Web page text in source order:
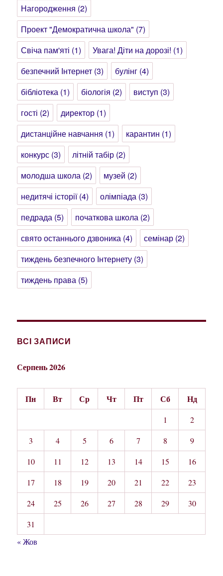
Нагородження (2)
Проект "Демократична школа" (7)
Свіча пам'яті (1) Увага! Діти на дорозі! (1)
безпечний Інтернет (3) булінг (4)
бібліотека (1) біологія (2) виступ (3)
гості (2) директор (1)
дистанційне навчання (1) карантин (1)
конкурс (3) літній табір (2)
молодша школа (2) музей (2)
недитячі історії(4) олімпіада (3)
педрада (5) початкова школа (2)
свято останнього дзвоника (4) семінар (2)
тиждень безпечного Інтернету (3)
тиждень права (5)
ВСІ ЗАПИСИ
Серпень 2026
Пн Вт Ср Чт Пт Сб Нд
1
2
3
4 5 6 7 8
9
10
11 12 13 14 15
16
17
18 19 20 21 22
23
24
25 26 27 28 29
30
31
« Жов